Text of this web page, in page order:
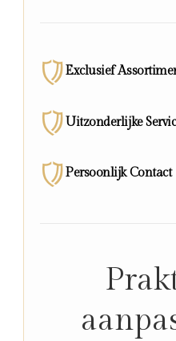
Exclusief
Uitzonderlijke
Persoonlijk Contact